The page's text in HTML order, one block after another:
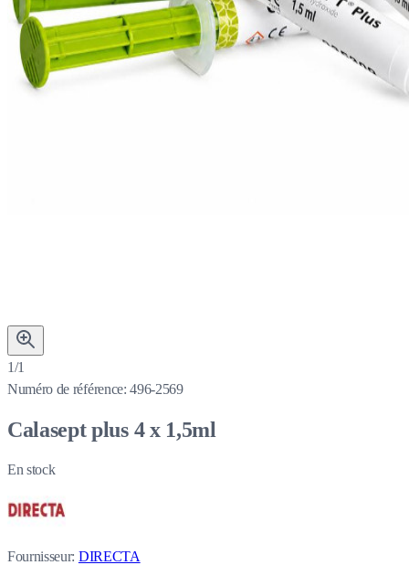
1/1
Numéro de référence: 496-2569
Calasept plus 4 x 1,5ml
En stock
Fournisseur: DIRECTA